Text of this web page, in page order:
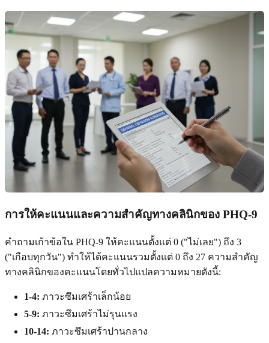
การให้คะแนนและความสำคัญทางคลินิกของ PHQ-9
คำถามเก้าข้อใน PHQ-9 ให้คะแนนตั้งแต่ 0 ("ไม่เลย") ถึง 3
("เกือบทุกวัน") ทำให้ได้คะแนนรวมตั้งแต่ 0 ถึง 27 ความสำคัญ
ทางคลินิกของคะแนนโดยทั่วไปแปลความหมายดังนี้:
1-4: ภาวะซึมเศร้าเล็กน้อย
5-9: ภาวะซึมเศร้าไม่รุนแรง
10-14: ภาวะซึมเศร้าปานกลาง